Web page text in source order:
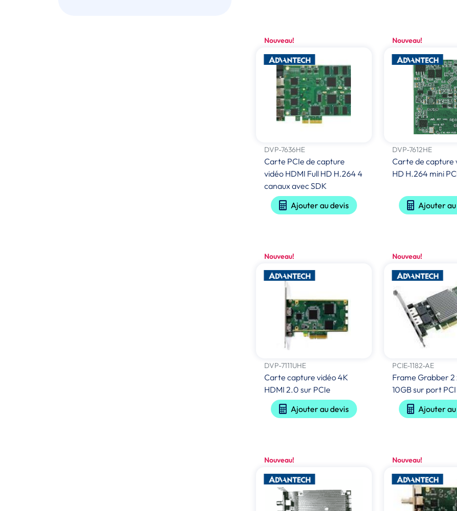
Nouveau!
DVP-7636HE
Carte PCIe de capture
vidéo HDMI Full HD H.264 4
canaux avec SDK
Ajouter au devis
Nouveau!
DVP-7612HE
Carte de capture
HD H.264 mini
Ajouter
Nouveau!
DVP-7111UHE
Carte capture vidéo 4K
HDMI 2.0 sur PCIe
Ajouter au devis
Nouveau!
PCIE-1182-AE
Frame Grabber 2
10GB sur port
Ajouter
Nouveau! Nouveau!